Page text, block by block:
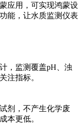
应用，可实现鸿蒙设
能，让水质监测仪表
，监测覆盖pH、浊
注指标。
剂，不产生化学废
本更低。